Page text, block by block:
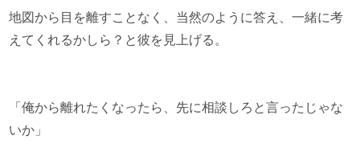
地図から目を離すことなく、当然のように答え、一緒に考
えてくれるかしら？と彼を見上げる。
「俺から離れたくなったら、先に相談しろと言ったじゃな
いか」